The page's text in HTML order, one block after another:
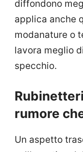
diffondono
applica anche
modanature o
lavora meglio
specchio.
rumore
Un aspetto